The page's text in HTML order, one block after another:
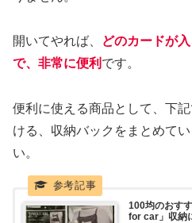
開いてやれば、
どのカードが
で、非常に便利 です。
便利に使える商品として、下
ける、収納バックをまとめて
い。
100均のおす
for car」収納